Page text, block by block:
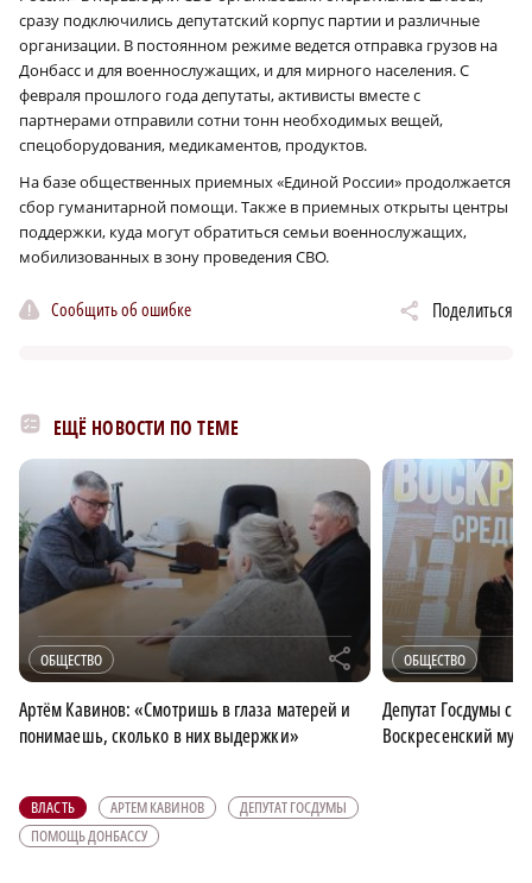
сразу подключились депутатский корпус партии и различные
организации. В постоянном режиме ведется отправка грузов на
Донбасс и для военнослужащих, и для мирного населения. С
февраля прошлого года депутаты, активисты вместе с
партнерами отправили сотни тонн необходимых вещей,
спецоборудования, медикаментов, продуктов.
На базе общественных приемных «Единой России» продолжается
сбор гуманитарной помощи. Также в приемных открыты центры
поддержки, куда могут обратиться семьи военнослужащих,
мобилизованных в зону проведения СВО.
Сообщить об ошибке Поделиться
ЕЩЁ НОВОСТИ ПО ТЕМЕ
ОБЩЕСТВО r
Артём Кавинов: «Смотришь в глаза матерей и
понимаешь, сколько в них выдержки»
ОБЩЕСТВО
Депутат Госдумы с
Воскресенский
ВЛАСТЬ АРТЕМ КАВИНОВ
ДЕПУТАТ ГОСДУМЫ
ПОМОЩЬ ДОНБАССУ